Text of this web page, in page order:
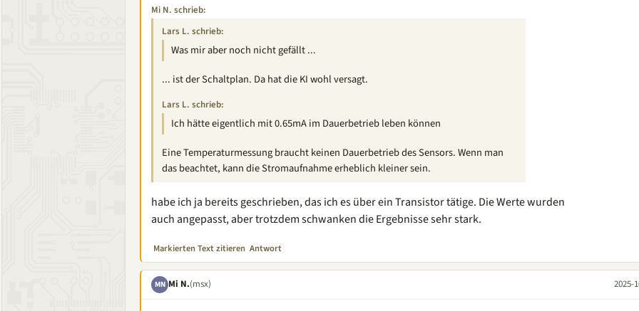
Mi N. schrieb:
Lars L. schrieb:
Was mir aber noch nicht gefällt ...
... ist der Schaltplan. Da hat die KI wohl versagt.
Lars L. schrieb:
Ich hätte eigentlich mit 0.65mA im Dauerbetrieb leben können
Eine Temperaturmessung braucht keinen Dauerbetrieb des Sensors. Wenn man
das beachtet, kann die Stromaufnahme erheblich kleiner sein.
habe ich ja bereits geschrieben, das ich es über ein Transistor tätige. Die Werte wurden
auch angepasst, aber trotzdem schwanken die Ergebnisse sehr stark.
Markierten Text zitieren Antwort
MN Mi N.(msx) 2025-